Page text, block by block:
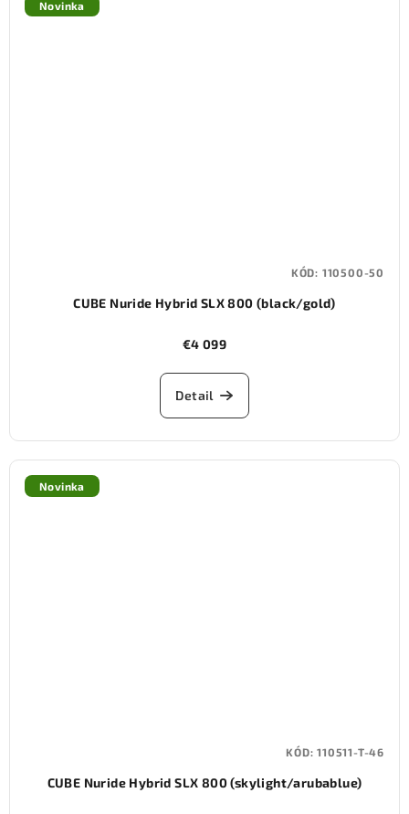
Novinka
CUBE Nuride Hybrid SLX 800 (black/gold)
€4 099
Detail
KÓD: 110500-50
Novinka
CUBE Nuride Hybrid SLX 800 (skylight/arubablue)
KÓD:110511-T-46